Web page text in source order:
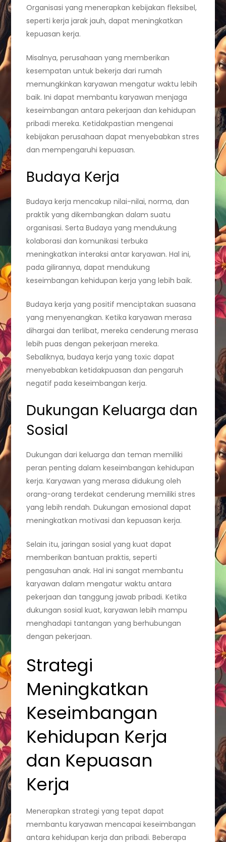
Organisasi yang menerapkan kebijakan fleksibel,
seperti kerja jarak jauh, dapat meningkatkan
kepuasan kerja.
Misalnya, perusahaan yang memberikan
kesempatan untuk bekerja dari rumah
memungkinkan karyawan mengatur waktu lebih
baik. Ini dapat membantu karyawan menjaga
keseimbangan antara pekerjaan dan kehidupan
pribadi mereka. Ketidakpastian mengenai
kebijakan perusahaan dapat menyebabkan stres
dan mempengaruhi kepuasan.
Budaya Kerja
Budaya kerja mencakup nilai-nilai, norma, dan
praktik yang dikembangkan dalam suatu
organisasi. Serta Budaya yang mendukung
kolaborasi dan komunikasi terbuka
meningkatkan interaksi antar karyawan. Hal ini,
pada gilirannya, dapat mendukung
keseimbangan kehidupan kerja yang lebih baik.
Budaya kerja yang positif menciptakan suasana
yang menyenangkan. Ketika karyawan merasa
dihargai dan terlibat, mereka cenderung merasa
lebih puas dengan pekerjaan mereka.
Sebaliknya, budaya kerja yang toxic dapat
menyebabkan ketidakpuasan dan pengaruh
negatif pada keseimbangan kerja.
Dukungan Keluarga dan
Sosial
Dukungan dari keluarga dan teman memiliki
peran penting dalam keseimbangan kehidupan
kerja. Karyawan yang merasa didukung oleh
orang-orang terdekat cenderung memiliki stres
yang lebih rendah. Dukungan emosional dapat
meningkatkan motivasi dan kepuasan kerja.
Selain itu, jaringan sosial yang kuat dapat
memberikan bantuan praktis, seperti
pengasuhan anak. Hal ini sangat membantu
karyawan dalam mengatur waktu antara
pekerjaan dan tanggung jawab pribadi. Ketika
dukungan sosial kuat, karyawan lebih mampu
menghadapi tantangan yang berhubungan
dengan pekerjaan.
Strategi
Meningkatkan
Keseimbangan
Kehidupan Kerja
dan Kepuasan
Kerja
Menerapkan strategi yang tepat dapat
membantu karyawan mencapai keseimbangan
antara kehidupan kerja dan pribadi. Beberapa